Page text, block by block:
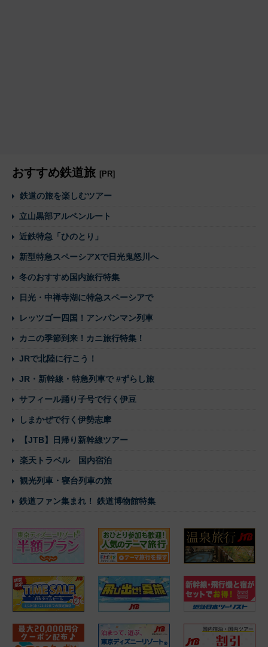
おすすめ鉄道旅 [PR]
鉄道の旅を楽しむツアー
立山黒部アルペンルート
近鉄特急「ひのとり」
新型特急スペーシアXで日光鬼怒川へ
冬のおすすめ国内旅行特集
日光・中禅寺湖に特急スペーシアで
レッツゴー四国！アンパンマン列車
カニの季節到来！カニ旅行特集！
JRで北陸に行こう！
JR・新幹線・特急列車で #ずらし旅
サフィール踊り子号で行く伊豆
しまかぜで行く伊勢志摩
【JTB】日帰り新幹線ツアー
楽天トラベル 国内宿泊
観光列車・寝台列車の旅
鉄道ファン集まれ！ 鉄道博物館特集